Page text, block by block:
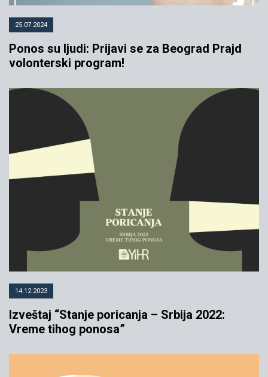
25.07.2024
Ponos su ljudi: Prijavi se za Beograd Prajd
volonterski program!
14.12.2023
Izveštaj “Stanje poricanja – Srbija 2022:
Vreme tihog ponosa”